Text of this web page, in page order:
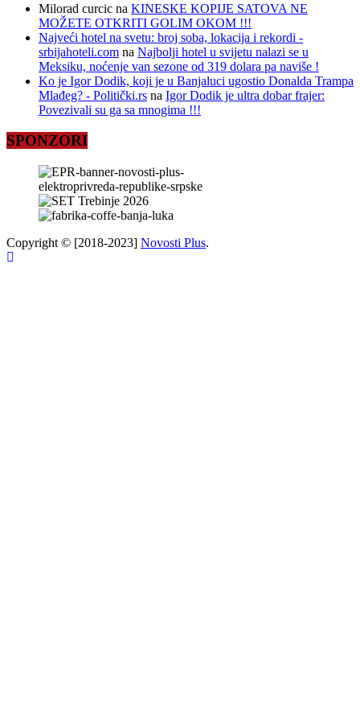
Milorad curcic na KINESKE KOPIJE SATOVA NE
MOŽETE OTKRITI GOLIM OKOM !!!
Najveći hotel na svetu: broj soba, lokacija i rekordi -
srbijahoteli.com na Najbolji hotel u svijetu nalazi se u
Meksiku, noćenje van sezone od 319 dolara pa naviše !
Ko je Igor Dodik, koji je u Banjaluci ugostio Donalda Trampa
Mlađeg? - Politički.rs na Igor Dodik je ultra dobar frajer:
Povezivali su ga sa mnogima !!!
SPONZORI
Copyright © [2018-2023] Novosti Plus.